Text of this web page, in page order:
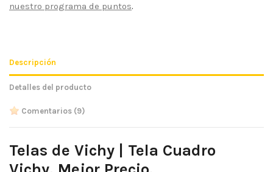
nuestro programa de puntos.
Descripción
Detalles del producto
Comentarios (9)
Telas de Vichy | Tela Cuadro